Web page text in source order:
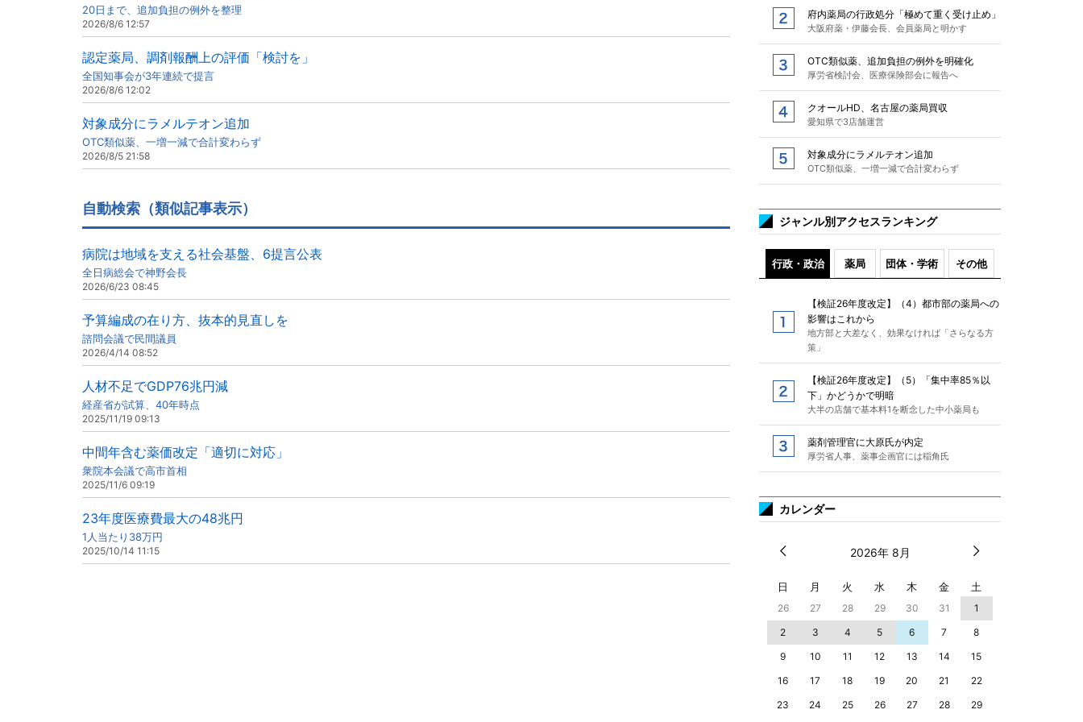
20日まで、追加負担の例外を整理
2026/8/6 12:57
認定薬局、調剤報酬上の評価「検討を」
全国知事会が3年連続で提言
2026/8/6 12:02
対象成分にラメルテオン追加
OTC類似薬、一増一減で合計変わらず
2026/8/5 21:58
自動検索（類似記事表示）
病院は地域を支える社会基盤、6提言公表
全日病総会で神野会長
2026/6/23 08:45
予算編成の在り方、抜本的見直しを
諮問会議で民間議員
2026/4/14 08:52
人材不足でGDP76兆円減
経産省が試算、40年時点
2025/11/19 09:13
中間年含む薬価改定「適切に対応」
衆院本会議で高市首相
2025/11/6 09:19
23年度医療費最大の48兆円
1人当たり38万円
2025/10/14 11:15
府内薬局の行政処分「極めて重く受け止め」
大阪府薬・伊藤会長、会員薬局と明かす
OTC類似薬、追加負担の例外を明確化
厚労省検討会、医療保険部会に報告へ
クオールHD、名古屋の薬局買収
愛知県で3店舗運営
対象成分にラメルテオン追加
OTC類似薬、一増一減で合計変わらず
ジャンル別アクセスランキング
行政・政治 薬局 団体・学術 その他
【検証26年度改定】（4）都市部の薬局への
影響はこれから
地方部と大差なく、効果なければ「さらなる方
策」
【検証26年度改定】（5）「集中率85％以
下」かどうかで明暗
大半の店舗で基本料1を断念した中小薬局も
薬剤管理官に大原氏が内定
厚労省人事、薬事企画官には稲角氏
カレンダー
2026年 8月
日 月 火 水 木 金 土
26 27 28 29 30 31
1
2
3 4 5 6 7
8
9
10 11 12 13 14
15
16
17 18 19 20 21
22
23
24 25 26 27 28
29